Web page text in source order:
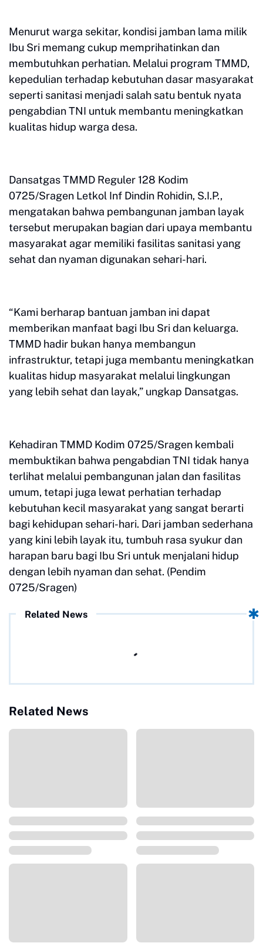
Menurut warga sekitar, kondisi jamban lama milik
Ibu Sri memang cukup memprihatinkan dan
membutuhkan perhatian. Melalui program TMMD,
kepedulian terhadap kebutuhan dasar masyarakat
seperti sanitasi menjadi salah satu bentuk nyata
pengabdian TNI untuk membantu meningkatkan
kualitas hidup warga desa.
Dansatgas TMMD Reguler 128 Kodim
0725/Sragen Letkol Inf Dindin Rohidin, S.I.P.,
mengatakan bahwa pembangunan jamban layak
tersebut merupakan bagian dari upaya membantu
masyarakat agar memiliki fasilitas sanitasi yang
sehat dan nyaman digunakan sehari-hari.
“Kami berharap bantuan jamban ini dapat
memberikan manfaat bagi Ibu Sri dan keluarga.
TMMD hadir bukan hanya membangun
infrastruktur, tetapi juga membantu meningkatkan
kualitas hidup masyarakat melalui lingkungan
yang lebih sehat dan layak,” ungkap Dansatgas.
Kehadiran TMMD Kodim 0725/Sragen kembali
membuktikan bahwa pengabdian TNI tidak hanya
terlihat melalui pembangunan jalan dan fasilitas
umum, tetapi juga lewat perhatian terhadap
kebutuhan kecil masyarakat yang sangat berarti
bagi kehidupan sehari-hari. Dari jamban sederhana
yang kini lebih layak itu, tumbuh rasa syukur dan
harapan baru bagi Ibu Sri untuk menjalani hidup
dengan lebih nyaman dan sehat. (Pendim
0725/Sragen)
Related News
Related News